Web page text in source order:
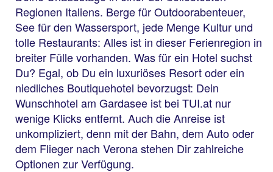
Regionen Italiens. Berge für Outdoorabenteuer,
See für den Wassersport, jede Menge Kultur und
tolle Restaurants: Alles ist in dieser Ferienregion in
breiter Fülle vorhanden. Was für ein Hotel suchst
Du? Egal, ob Du ein luxuriöses Resort oder ein
niedliches Boutiquehotel bevorzugst: Dein
Wunschhotel am Gardasee ist bei TUI.at nur
wenige Klicks entfernt. Auch die Anreise ist
unkompliziert, denn mit der Bahn, dem Auto oder
dem Flieger nach Verona stehen Dir zahlreiche
Optionen zur Verfügung.